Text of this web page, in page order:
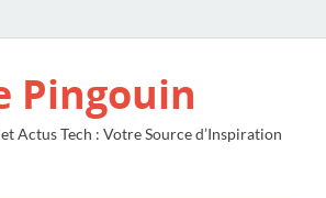
Pingouin
Actus Tech : Votre Source d’Inspiration